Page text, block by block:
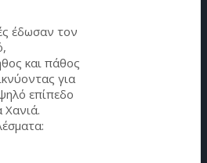
έδωσαν τον
και πάθος
για
επίπεδο
Χανιά.